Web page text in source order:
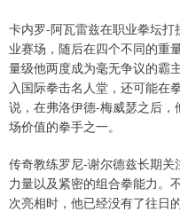
卡内罗-阿瓦雷兹在职业拳坛
业赛场，随后在四个不同的重
量级他两度成为毫无争议的霸
入国际拳击名人堂，还可能在
说，在弗洛伊德-梅威瑟之后
场价值的拳手之一。
传奇教练罗尼-谢尔德兹长期关
力量以及紧密的组合拳能力。
次亮相时，他已经没有了往日